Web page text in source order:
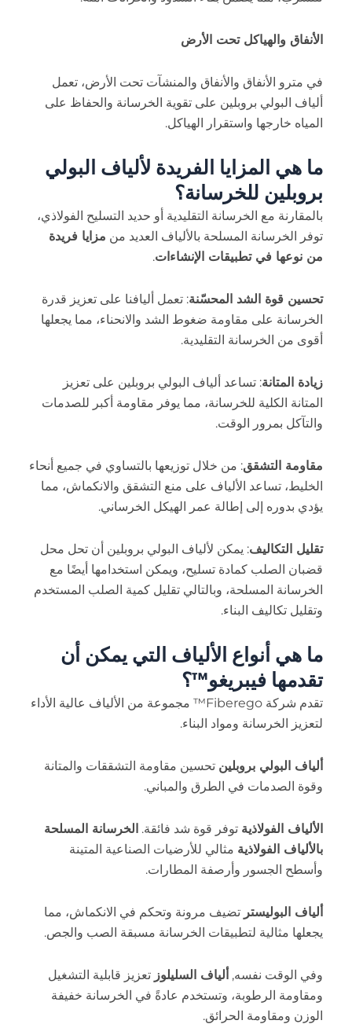
الأنفاق والهياكل تحت الأرض
في مترو الأنفاق والأنفاق والمنشآت تحت الأرض، تعمل
ألياف البولي بروبلين على تقوية الخرسانة والحفاظ على
المياه خارجها واستقرار الهياكل.
ما هي المزايا الفريدة لألياف البولي
بروبلين للخرسانة؟
بالمقارنة مع الخرسانة التقليدية أو حديد التسليح الفولاذي،
توفر الخرسانة المسلحة بالألياف العديد من مزايا فريدة
من نوعها في تطبيقات الإنشاءات.
تحسين قوة الشد المحسّنة: تعمل أليافنا على تعزيز قدرة
الخرسانة على مقاومة ضغوط الشد والانحناء، مما يجعلها
أقوى من الخرسانة التقليدية.
زيادة المتانة: تساعد ألياف البولي بروبلين على تعزيز
المتانة الكلية للخرسانة، مما يوفر مقاومة أكبر للصدمات
والتآكل بمرور الوقت.
مقاومة التشقق: من خلال توزيعها بالتساوي في جميع أنحاء
الخليط، تساعد الألياف على منع التشقق والانكماش، مما
يؤدي بدوره إلى إطالة عمر الهيكل الخرساني.
تقليل التكاليف: يمكن لألياف البولي بروبلين أن تحل محل
قضبان الصلب كمادة تسليح، ويمكن استخدامها أيضًا مع
الخرسانة المسلحة، وبالتالي تقليل كمية الصلب المستخدم
وتقليل تكاليف البناء.
ما هي أنواع الألياف التي يمكن أن
تقدمها فيبريغو™؟
تقدم شركة Fiberego™ مجموعة من الألياف عالية الأداء
لتعزيز الخرسانة ومواد البناء.
ألياف البولي بروبلين تحسين مقاومة التشققات والمتانة
وقوة الصدمات في الطرق والمباني.
الألياف الفولاذية توفر قوة شد فائقة. الخرسانة المسلحة
بالألياف الفولاذية مثالي للأرضيات الصناعية المتينة
وأسطح الجسور وأرصفة المطارات.
ألياف البوليستر تضيف مرونة وتحكم في الانكماش، مما
يجعلها مثالية لتطبيقات الخرسانة مسبقة الصب والجص.
وفي الوقت نفسه, ألياف السليلوز تعزيز قابلية التشغيل
ومقاومة الرطوبة، وتستخدم عادةً في الخرسانة خفيفة
الوزن ومقاومة الحرائق.